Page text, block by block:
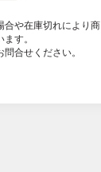
合や在庫切れにより商
す。
合せください。